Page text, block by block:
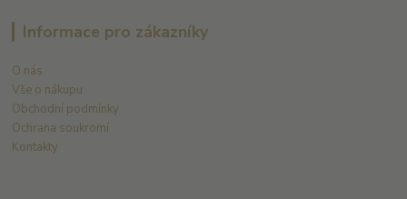
Informace pro zákazníky
O nás
Vše o nákupu
Obchodní podmínky
Ochrana soukromí
Kontakty